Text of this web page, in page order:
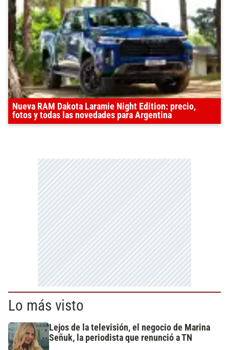
Nueva RAM Dakota Laramie Night Edition: precio,
fotos y todas las novedades para Argentina
Lo más visto
Lejos de la televisión, el negocio de Marina
Señuk, la periodista que renunció a TN